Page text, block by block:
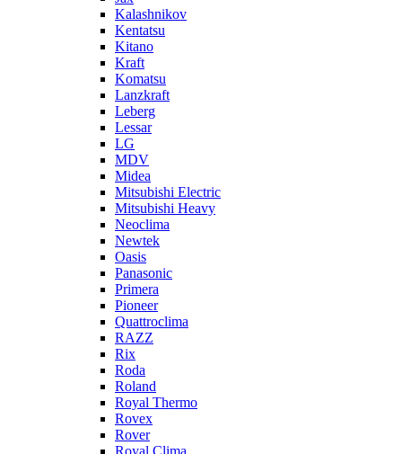
Kalashnikov
Kentatsu
Kitano
Kraft
Komatsu
Lanzkraft
Leberg
Lessar
LG
MDV
Midea
Mitsubishi Electric
Mitsubishi Heavy
Neoclima
Newtek
Oasis
Panasonic
Primera
Pioneer
Quattroclima
RAZZ
Rix
Roda
Roland
Royal Thermo
Rovex
Rover
Royal Clima